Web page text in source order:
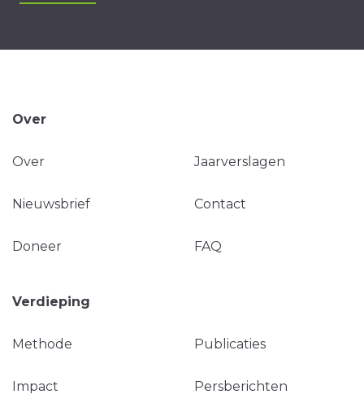
Over
Over Jaarverslagen
Nieuwsbrief Contact
Doneer FAQ
Verdieping
Methode Publicaties
Impact Persberichten